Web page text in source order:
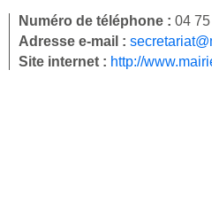
Numéro de téléphone : 04
Adresse e-mail :
Site internet : http://